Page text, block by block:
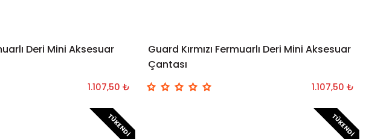
Deri Mini Aksesuar
1.107,50 ₺
Guard Kırmızı Fermuarlı Deri Mini Aksesuar
Çantası
1.107,50 ₺
TÜKENDI TÜKENDI